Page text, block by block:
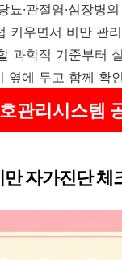
·관절염·심장병
키우면서 비만 관
과학적 기준부터
옆에 두고 함께 확
관리시스템
자가진단 체